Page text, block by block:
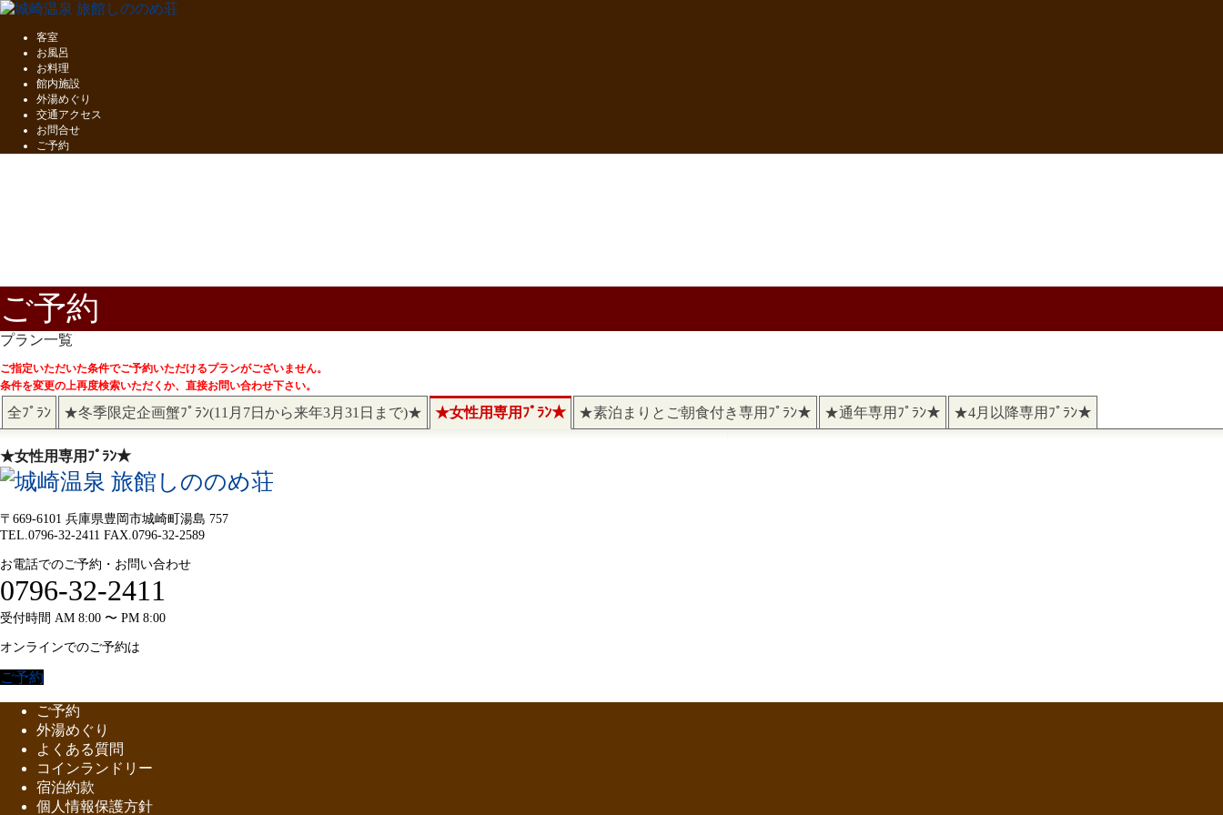
客室
お風呂
お料理
館内施設
外湯めぐり
交通アクセス
お問合せ
ご予約
ご予約
プラン一覧
ご指定いただいた条件でご予約いただけるプランがございません。
条件を変更の上再度検索いただくか、直接お問い合わせ下さい。
全ﾌﾟﾗﾝ ★冬季限定企画蟹ﾌﾟﾗﾝ(11月7日から来年3月31日まで)★ ★女性用専用ﾌﾟﾗﾝ★ ★素泊まりとご朝食付き専用ﾌﾟﾗﾝ★ ★通年専用ﾌﾟﾗﾝ★ ★4月以降専用ﾌﾟﾗﾝ★
★女性用専用ﾌﾟﾗﾝ★
〒669-6101 兵庫県豊岡市城崎町湯島 757
TEL.0796-32-2411 FAX.0796-32-2589
お電話でのご予約・お問い合わせ
0796-32-2411
受付時間 AM 8:00 〜 PM 8:00
オンラインでのご予約は
ご予約
ご予約
外湯めぐり
よくある質問
コインランドリー
宿泊約款
個人情報保護方針